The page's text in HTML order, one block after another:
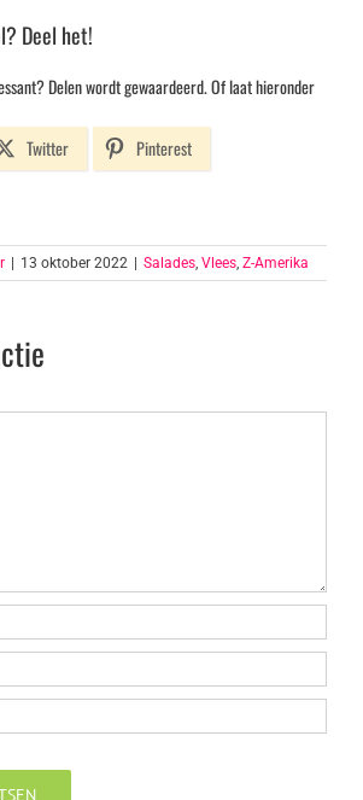
Deel het!
Delen wordt gewaardeerd. Of laat hieronder
Twitter
Pinterest
13 oktober 2022 Salades, Vlees, Z-Amerika